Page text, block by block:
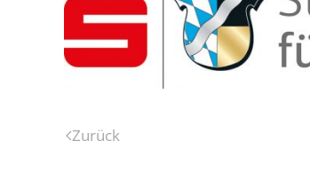
Zurück